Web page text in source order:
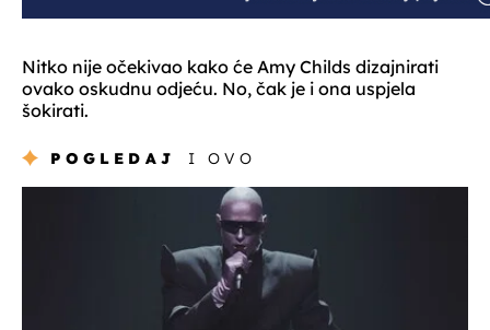
Nitko nije očekivao kako će Amy Childs dizajnirati
ovako oskudnu odjeću. No, čak je i ona uspjela
šokirati.
POGLEDAJ I OVO